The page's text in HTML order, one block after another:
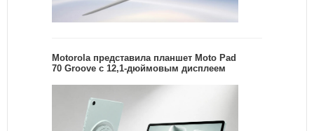
Motorola представила планшет Moto Pad
70 Groove с 12,1-дюймовым дисплеем